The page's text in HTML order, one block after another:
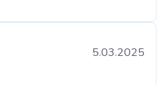
5.03.2025